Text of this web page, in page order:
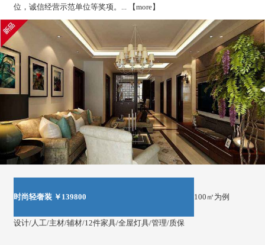
位，诚信经营示范单位等奖项。... 【more】
时尚轻奢装 ￥139800 100㎡为例
设计/人工/主材/辅材/12件家具/全屋灯具/管理/质保